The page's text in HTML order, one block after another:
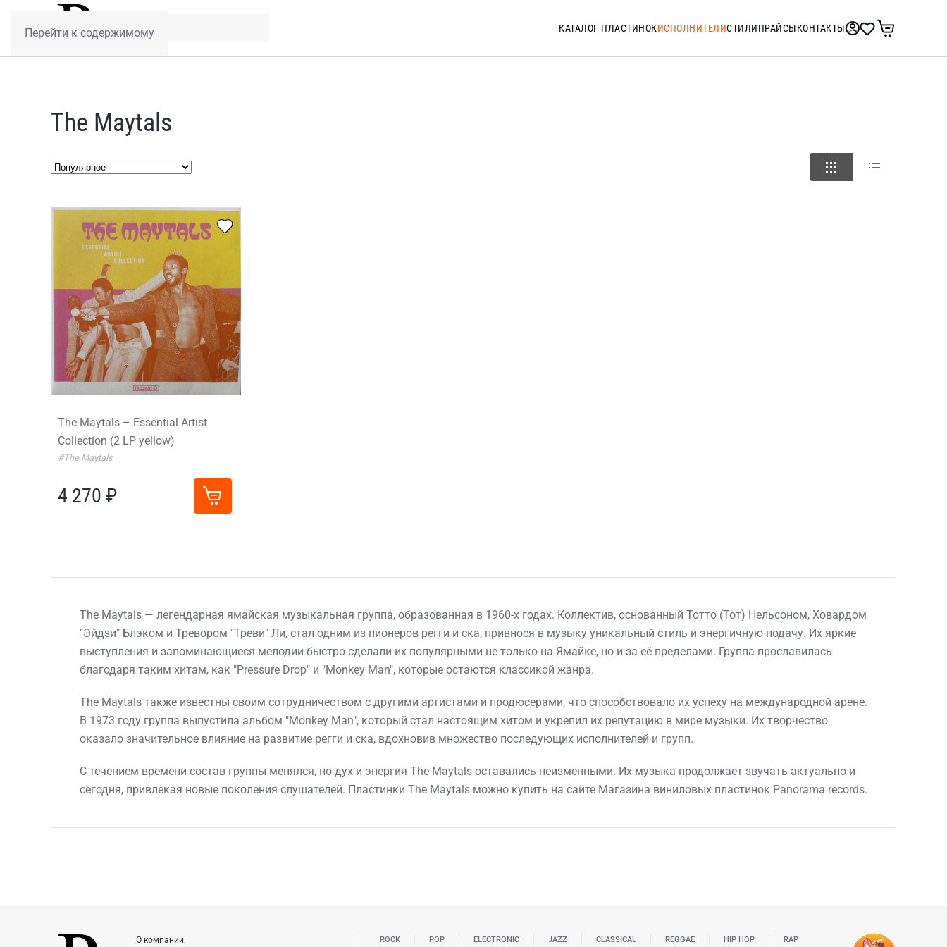
Перейти к содержимому КАТАЛОГ ПЛАСТИНОКИСПОЛНИТЕЛИСТИЛИПРАЙСЫКОНТАКТЫ
The Maytals
The Maytals – Essential Artist
Collection (2 LP yellow)
#The Maytals
4 270 ₽
The Maytals — легендарная ямайская музыкальная группа, образованная в 1960-х годах. Коллектив, основанный Тотто (Тот) Нельсоном, Ховардом
"Эйдзи" Блэком и Тревором "Треви" Ли, стал одним из пионеров регги и ска, привнося в музыку уникальный стиль и энергичную подачу. Их яркие
выступления и запоминающиеся мелодии быстро сделали их популярными не только на Ямайке, но и за её пределами. Группа прославилась
благодаря таким хитам, как "Pressure Drop" и "Monkey Man", которые остаются классикой жанра.
The Maytals также известны своим сотрудничеством с другими артистами и продюсерами, что способствовало их успеху на международной арене.
В 1973 году группа выпустила альбом "Monkey Man", который стал настоящим хитом и укрепил их репутацию в мире музыки. Их творчество
оказало значительное влияние на развитие регги и ска, вдохновив множество последующих исполнителей и групп.
С течением времени состав группы менялся, но дух и энергия The Maytals оставались неизменными. Их музыка продолжает звучать актуально и
сегодня, привлекая новые поколения слушателей. Пластинки The Maytals можно купить на сайте Магазина виниловых пластинок Panorama records.
О компании ROCK POP ELECTRONIC JAZZ CLASSICAL REGGAE HIP HOP RAP